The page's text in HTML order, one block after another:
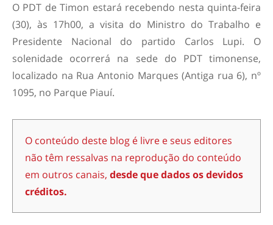
O PDT de Timon estará recebendo nesta quinta-feira
(30), às 17h00, a visita do Ministro do Trabalho e
Presidente Nacional do partido Carlos Lupi. O
solenidade ocorrerá na sede do PDT timonense,
localizado na Rua Antonio Marques (Antiga rua 6), nº
1095, no Parque Piauí.
O conteúdo deste blog é livre e seus editores
não têm ressalvas na reprodução do conteúdo
em outros canais, desde que dados os devidos
créditos.